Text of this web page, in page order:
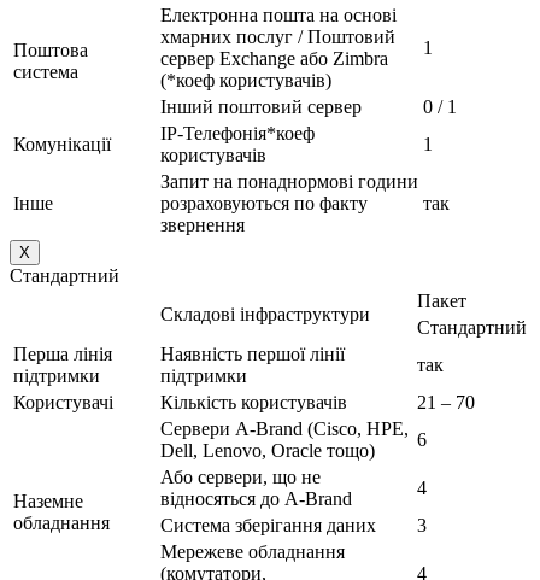
Поштова
система
Електронна пошта на основі
хмарних послуг / Поштовий
сервер Exchange або Zimbra
(*коеф користувачів)
1
Інший поштовий сервер
0 / 1
Комунікації
IP-Телефонія*коеф
користувачів
1
Інше
Запит на понаднормові години
розраховуються по факту
звернення
так
X
Стандартний
Складові інфраструктури
Пакет
Стандартний
Перша лінія
підтримки
Наявність першої лінії
підтримки
так
Користувачі
Кількість користувачів 21 – 70
Наземне
обладнання
Сервери A-Brand (Cisco, HPE,
Dell, Lenovo, Oracle тощо)
6
Або сервери, що не
відносяться до A-Brand
4
Система зберігання даних
3
Мережеве обладнання
(комутатори,
4